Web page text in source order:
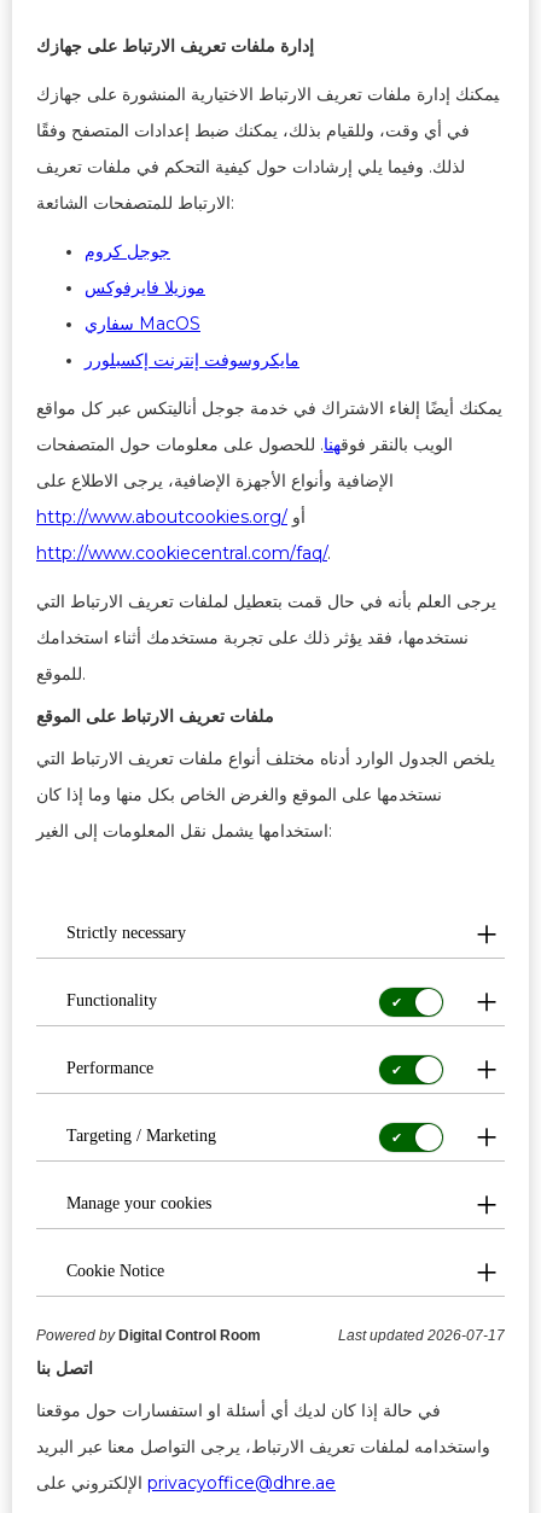
إدارة ملفات تعريف الارتباط على جهازك
يمكنك إدارة ملفات تعريف الارتباط الاختيارية المنشورة على جهازك
في أي وقت، وللقيام بذلك، يمكنك ضبط إعدادات المتصفح وفقًا
لذلك. وفيما يلي إرشادات حول كيفية التحكم في ملفات تعريف
الارتباط للمتصفحات الشائعة:
جوجل كروم
موزيلا فايرفوكس
سفاري MacOS
مايكروسوفت إنترنت إكسبلورر
يمكنك أيضًا إلغاء الاشتراك في خدمة جوجل أناليتكس عبر كل مواقع
الويب بالنقر فوقهنا. للحصول على معلومات حول المتصفحات
الإضافية وأنواع الأجهزة الإضافية، يرجى الاطلاع على
http://www.aboutcookies.org/ أو
http://www.cookiecentral.com/faq/.
يرجى العلم بأنه في حال قمت بتعطيل لملفات تعريف الارتباط التي
نستخدمها، فقد يؤثر ذلك على تجربة مستخدمك أثناء استخدامك
للموقع.
ملفات تعريف الارتباط على الموقع
يلخص الجدول الوارد أدناه مختلف أنواع ملفات تعريف الارتباط التي
نستخدمها على الموقع والغرض الخاص بكل منها وما إذا كان
استخدامها يشمل نقل المعلومات إلى الغير:
Strictly necessary
Functionality
Consent
for:
Performance
Consent
for:
Targeting / Marketing
Consent
for:
Manage your cookies
Cookie Notice
Last updated 2026-07-17
Powered by Digital Control Room
اتصل بنا
في حالة إذا كان لديك أي أسئلة او استفسارات حول موقعنا
واستخدامه لملفات تعريف الارتباط، يرجى التواصل معنا عبر البريد
privacyoffice@dhre.ae